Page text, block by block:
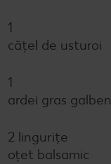
1
cățel de usturoi
1
ardei gras galben
2 lingurițe
oțet balsamic